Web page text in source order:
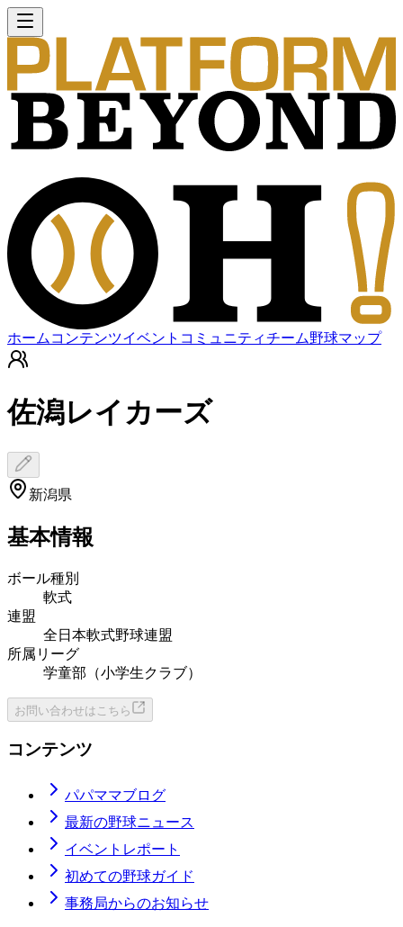
ホーム コンテンツイベント コミュニティチーム野球マップ
佐潟レイカーズ
新潟県
基本情報
ボール種別
軟式
連盟
全日本軟式野球連盟
所属リーグ
学童部（小学生クラブ）
お問い合わせはこちら
コンテンツ
パパママブログ
最新の野球ニュース
イベントレポート
初めての野球ガイド
事務局からのお知らせ